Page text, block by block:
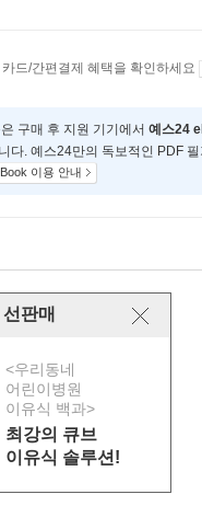
카드/간편결제 혜택을 확인하세요
구매 후 지원 기기에서 예스24
다. 예스24만의 독보적인 PDF
이용 안내
판매
<우리동네
어린이병원
이유식 백과>
최강의 큐브
이유식 솔루션!